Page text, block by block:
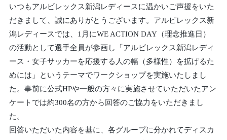
いつもアルビレックス新潟レディースに温かいご声援をいた
だきまして、誠にありがとうございます。アルビレックス新
潟レディースでは、1月にWE ACTION DAY（理念推進日）
の活動として選手全員が参画し「アルビレックス新潟レディ
ース・女子サッカーを応援する人の幅（多様性）を拡げるた
めには」というテーマでワークショップを実施いたしまし
た。事前に公式HPや一般の方々に実施させていただいたアン
ケートでは約300名の方から回答のご協力をいただきまし
た。
回答いただいた内容を基に、各グループに分かれてディスカ